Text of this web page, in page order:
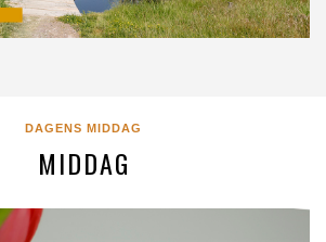
DAGENS MIDDAG
MIDDAG